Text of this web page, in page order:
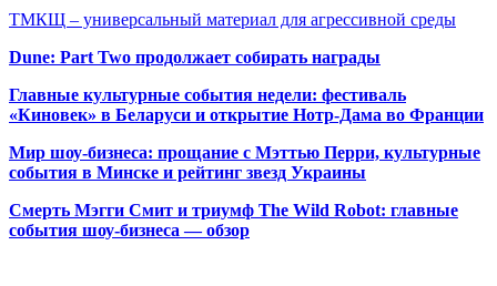
ТМКЩ – универсальный материал для агрессивной среды
Dune: Part Two продолжает собирать награды
Главные культурные события недели: фестиваль
«Киновек» в Беларуси и открытие Нотр-Дама во Франции
Мир шоу-бизнеса: прощание с Мэттью Перри, культурные
события в Минске и рейтинг звезд Украины
Смерть Мэгги Смит и триумф The Wild Robot: главные
события шоу-бизнеса — обзор